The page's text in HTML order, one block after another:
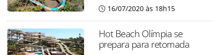
16/07/2020 às 18h15
Hot Beach Olímpia se
prepara para retomada